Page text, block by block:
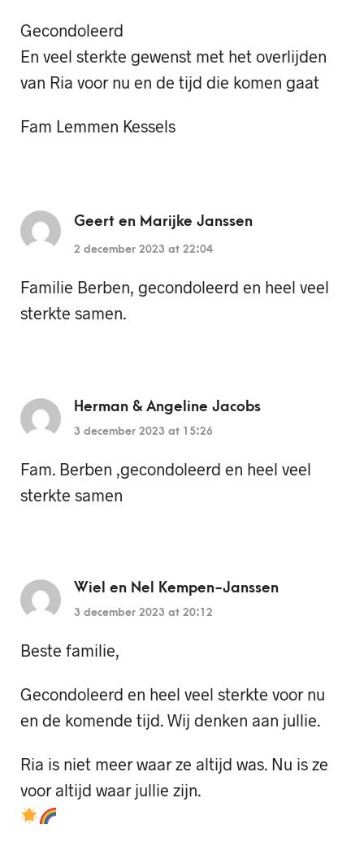
Gecondoleerd
En veel sterkte gewenst met het overlijden
van Ria voor nu en de tijd die komen gaat
Fam Lemmen Kessels
Geert en Marijke Janssen
2 december 2023 at 22:04
Familie Berben, gecondoleerd en heel veel
sterkte samen.
Herman & Angeline Jacobs
3 december 2023 at 15:26
Fam. Berben ,gecondoleerd en heel veel
sterkte samen
Wiel en Nel Kempen-Janssen
3 december 2023 at 20:12
Beste familie,
Gecondoleerd en heel veel sterkte voor nu
en de komende tijd. Wij denken aan jullie.
Ria is niet meer waar ze altijd was. Nu is ze
voor altijd waar jullie zijn.